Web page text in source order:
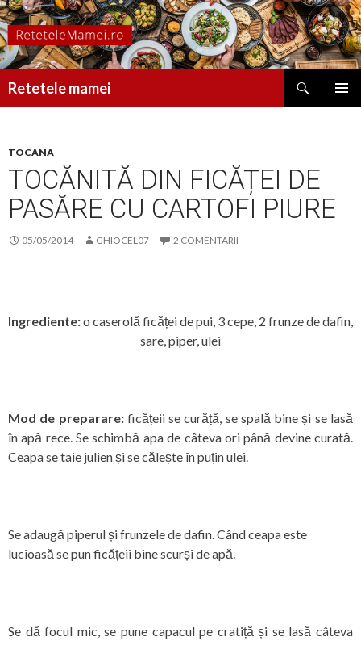
Retetele mamei
TOCANA
TOCĂNITĂ DIN FICĂȚEI DE
PASĂRE CU CARTOFI PIURE
05/05/2014 GHIOCEL07 2 COMENTARII
Ingrediente:o caserolă ficăței de pui, 3 cepe, 2 frunze de dafin,
sare, piper, ulei
Mod de preparare:ficățeii se curăță, se spală bine și se lasă
în apă rece. Se schimbă apa de câteva ori până devine curată.
Ceapa se taie julien și se călește în puțin ulei.
Se adaugă piperul și frunzele de dafin. Când ceapa este
lucioasă se pun ficățeii bine scurși de apă.
Se dă focul mic, se pune capacul pe cratiță și se lasă câteva